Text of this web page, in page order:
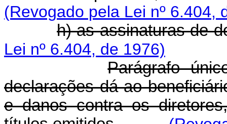
(Revogado pela Lei nº 6.404,
h) as assinaturas de
Lei nº 6.404, de 1976)
Parágrafo
declarações dá ao
e danos contra os